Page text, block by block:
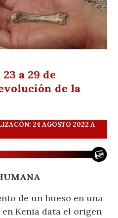
a 29 de
de la
24 AGOSTO 2022 A
de un hueso en una
Kenia data el origen